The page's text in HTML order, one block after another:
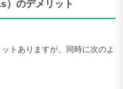
）のデメリット
トありますが、同時に次のよ